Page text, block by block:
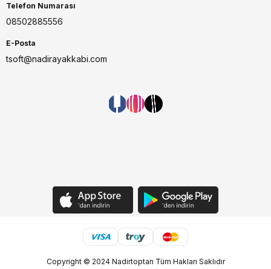
Telefon Numarası
08502885556
E-Posta
tsoft@nadirayakkabi.com
Copyright © 2024 Nadirtoptan Tüm Hakları Saklıdır